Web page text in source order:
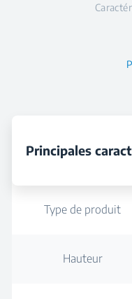
Principales
Type de produit
Hauteur